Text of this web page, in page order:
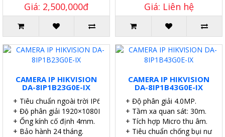
Giá: 2,500,000đ Giá: Liên hệ
CAMERA IP HIKVISION
DA-8IP1B23G0E-IX
+ Tiêu chuẩn ngoài trời IP67.
+ Độ phân giải 1920×1080P.
+ Ống kính cố định 4mm.
+ Bảo hành 24 tháng.
CAMERA IP HIKVISION
DA-8IP1B43G0E-IX
+ Độ phân giải 4.0MP.
+ Tầm xa quan sát: 30m.
+ Tích hợp Micro thu âm.
+ Tiêu chuẩn chống bụi nước